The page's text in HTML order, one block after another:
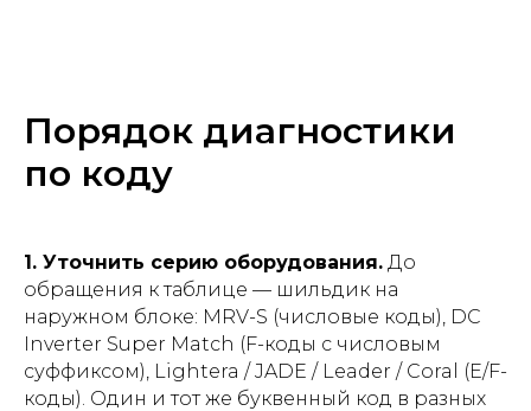
Порядок диагностики
по коду
1. Уточнить серию оборудования. До
обращения к таблице — шильдик на
наружном блоке: MRV-S (числовые коды), DC
Inverter Super Match (F-коды с числовым
суффиксом), Lightera / JADE / Leader / Coral (E/F-
коды). Один и тот же буквенный код в разных